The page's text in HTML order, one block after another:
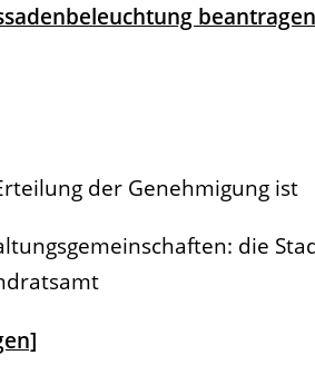
beantragen
der Genehmigung ist
die